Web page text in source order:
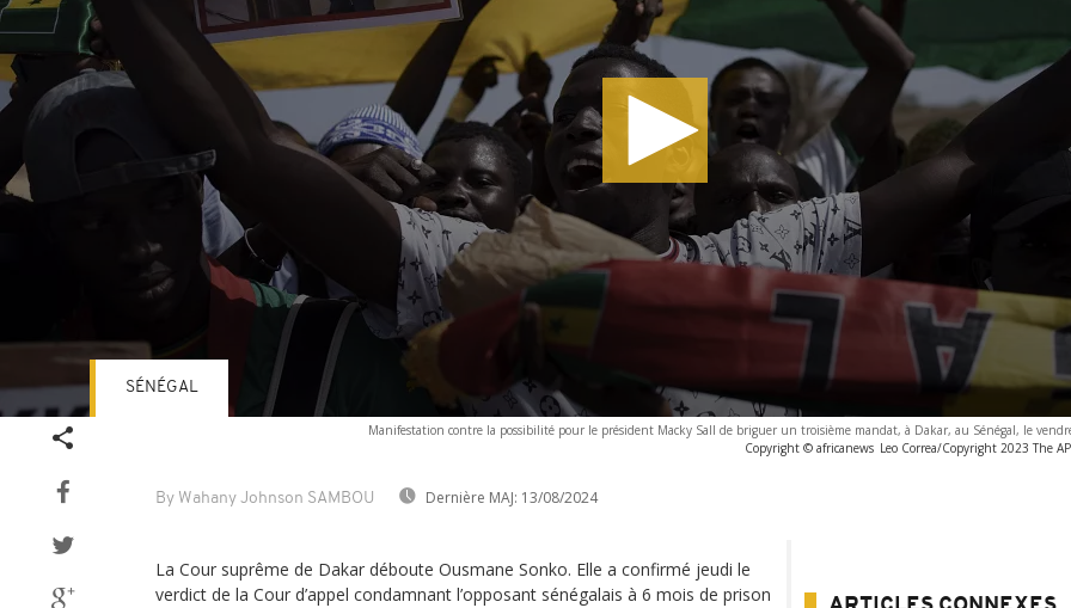
Manifestation contre la possibilité pour le président Macky Sall de briguer un troisième mandat, à Dakar, au Sénégal, le
Copyright © africanews Leo Correa/Copyright 2023 The
By Wahany Johnson SAMBOU Dernière MAJ: 13/08/2024
SÉNÉGAL
La Cour suprême de Dakar déboute Ousmane Sonko. Elle a confirmé jeudi le
verdict de la Cour d’appel condamnant l’opposant sénégalais à 6 mois de prison